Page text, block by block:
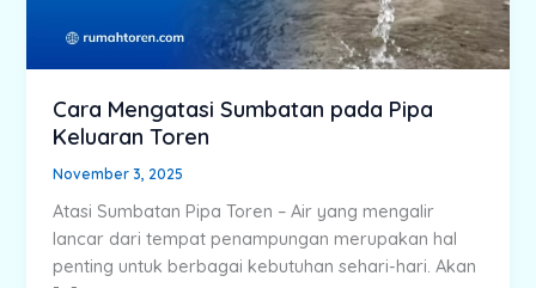
Cara Mengatasi Sumbatan pada Pipa
Keluaran Toren
November 3, 2025
Atasi Sumbatan Pipa Toren – Air yang mengalir
lancar dari tempat penampungan merupakan hal
penting untuk berbagai kebutuhan sehari-hari. Akan